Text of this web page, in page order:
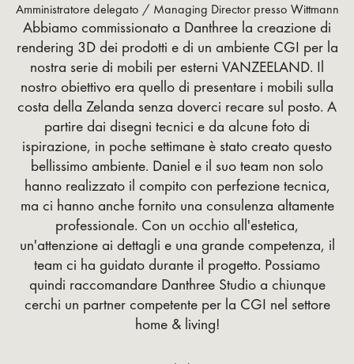
Amministratore delegato / Managing Director presso Wittmann
Abbiamo commissionato a Danthree la creazione di
rendering 3D dei prodotti e di un ambiente CGI per la
nostra serie di mobili per esterni VANZEELAND. Il
nostro obiettivo era quello di presentare i mobili sulla
costa della Zelanda senza doverci recare sul posto. A
partire dai disegni tecnici e da alcune foto di
ispirazione, in poche settimane è stato creato questo
bellissimo ambiente. Daniel e il suo team non solo
hanno realizzato il compito con perfezione tecnica,
ma ci hanno anche fornito una consulenza altamente
professionale. Con un occhio all'estetica,
un'attenzione ai dettagli e una grande competenza, il
team ci ha guidato durante il progetto. Possiamo
quindi raccomandare Danthree Studio a chiunque
cerchi un partner competente per la CGI nel settore
home & living!